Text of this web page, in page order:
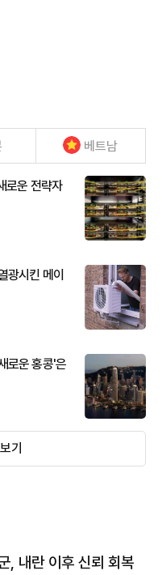
베트남
로운 전략자
광시킨 메이
로운 홍콩'은
기
, 내란 이후 신뢰 회복